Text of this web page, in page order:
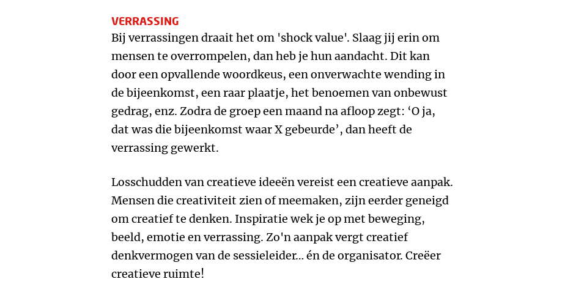
VERRASSING
Bij verrassingen draait het om 'shock value'. Slaag jij erin om
mensen te overrompelen, dan heb je hun aandacht. Dit kan
door een opvallende woordkeus, een onverwachte wending in
de bijeenkomst, een raar plaatje, het benoemen van onbewust
gedrag, enz. Zodra de groep een maand na afloop zegt: ‘O ja,
dat was die bijeenkomst waar X gebeurde’, dan heeft de
verrassing gewerkt.
Losschudden van creatieve ideeën vereist een creatieve aanpak.
Mensen die creativiteit zien of meemaken, zijn eerder geneigd
om creatief te denken. Inspiratie wek je op met beweging,
beeld, emotie en verrassing. Zo'n aanpak vergt creatief
denkvermogen van de sessieleider… én de organisator. Creëer
creatieve ruimte!